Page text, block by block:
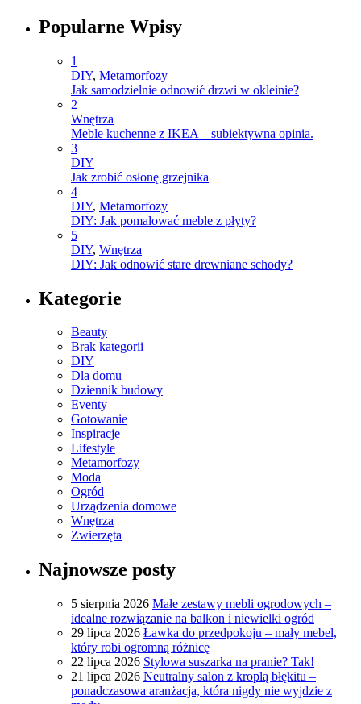
Popularne Wpisy
1
DIY, Metamorfozy
Jak samodzielnie odnowić drzwi w okleinie?
2
Wnętrza
Meble kuchenne z IKEA – subiektywna opinia.
3
DIY
Jak zrobić osłonę grzejnika
4
DIY, Metamorfozy
DIY: Jak pomalować meble z płyty?
5
DIY, Wnętrza
DIY: Jak odnowić stare drewniane schody?
Kategorie
Beauty
Brak kategorii
DIY
Dla domu
Dziennik budowy
Eventy
Gotowanie
Inspiracje
Lifestyle
Metamorfozy
Moda
Ogród
Urządzenia domowe
Wnętrza
Zwierzęta
Najnowsze posty
5 sierpnia 2026 Małe zestawy mebli ogrodowych –
idealne rozwiązanie na balkon i niewielki ogród
29 lipca 2026 Ławka do przedpokoju – mały mebel,
który robi ogromną różnicę
22 lipca 2026 Stylowa suszarka na pranie? Tak!
21 lipca 2026 Neutralny salon z kroplą błękitu –
ponadczasowa aranżacja, która nigdy nie wyjdzie z